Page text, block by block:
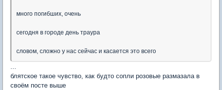
много погибших, очень
сегодня в городе день траура
словом, сложно у нас сейчас и касается это всего
...
блятское такое чувство, как будто сопли розовые размазала в
своём посте выше